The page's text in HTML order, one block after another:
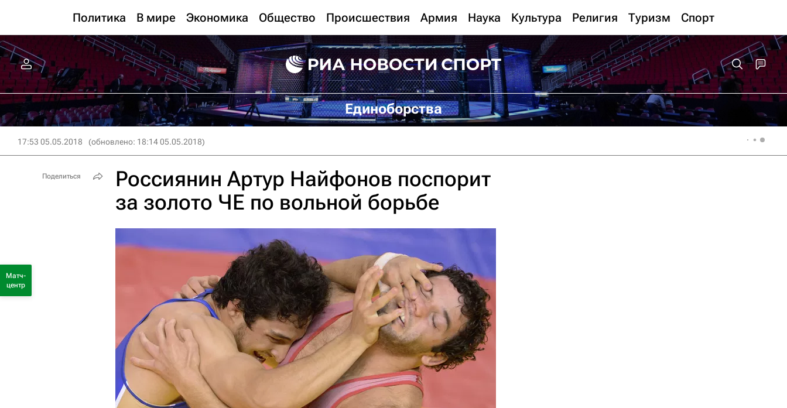
Политика В мире Экономика Общество Происшествия Армия Наука Культура Религия Туризм Спорт
Единоборства
17:53 05.05.2018 (обновлено: 18:14 05.05.2018)
Россиянин Артур Найфонов поспорит
за золото ЧЕ по вольной борьбе
Поделиться
Матч-
центр